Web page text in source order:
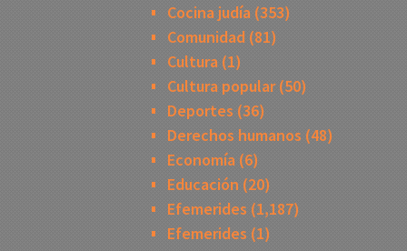
Cocina judía (353)
Comunidad (81)
Cultura (1)
Cultura popular(50)
Deportes (36)
Derechos humanos (48)
Economía (6)
Educación (20)
Efemerides (1,187)
Efemerides (1)